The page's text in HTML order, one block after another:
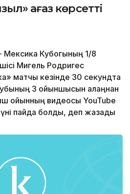
қағаз көрсетті
Мексика Кубогының 1/8
Мигель Родригес
матчы кезінде 30 секундта
3 ойыншысын алаңнан
ойынның видеосы YouTube
пайда болды, деп жазады